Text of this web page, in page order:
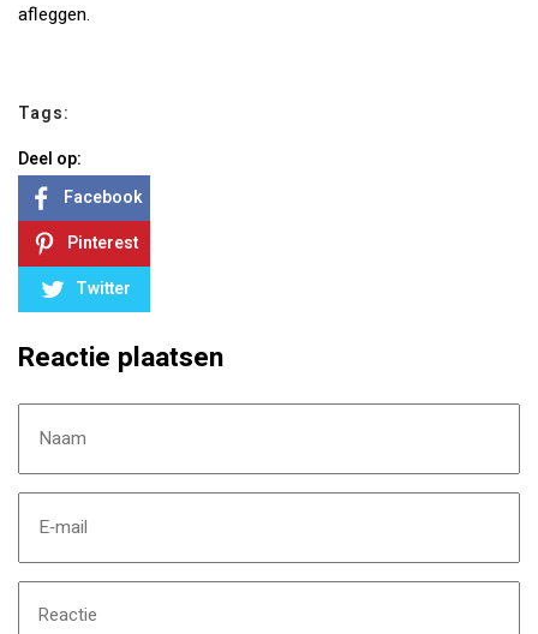
afleggen.
Tags:
Deel op:
Facebook
Pinterest
Twitter
Reactie plaatsen